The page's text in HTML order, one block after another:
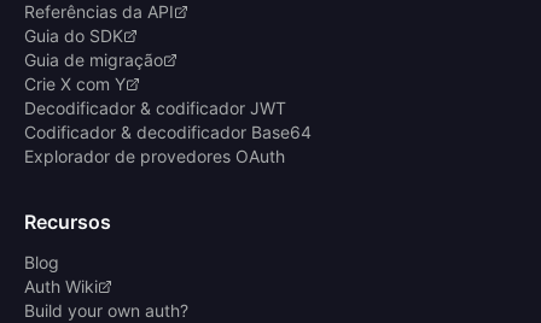
Referências da API
Guia do SDK
Guia de migração
Crie X com Y
Decodificador & codificador JWT
Codificador & decodificador Base64
Explorador de provedores OAuth
Recursos
Blog
Auth Wiki
Build your own auth?